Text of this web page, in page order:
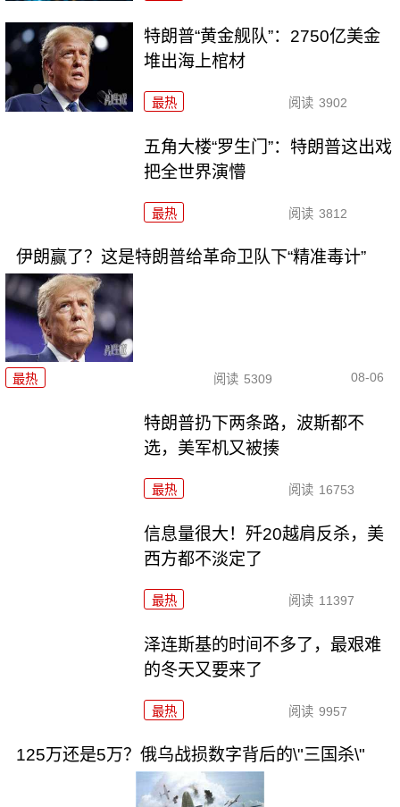
特朗普“黄金舰队”：2750亿美金
堆出海上棺材
最热 阅读 3902
五角大楼“罗生门”：特朗普这出戏
把全世界演懵
最热 阅读 3812
伊朗赢了？这是特朗普给革命卫队下“精准毒计”
最热 阅读 5309 08-06
特朗普扔下两条路，波斯都不
选，美军机又被揍
最热 阅读 16753
信息量很大！歼20越肩反杀，美
西方都不淡定了
最热 阅读 11397
泽连斯基的时间不多了，最艰难
的冬天又要来了
最热 阅读 9957
125万还是5万？俄乌战损数字背后的\"三国杀\"